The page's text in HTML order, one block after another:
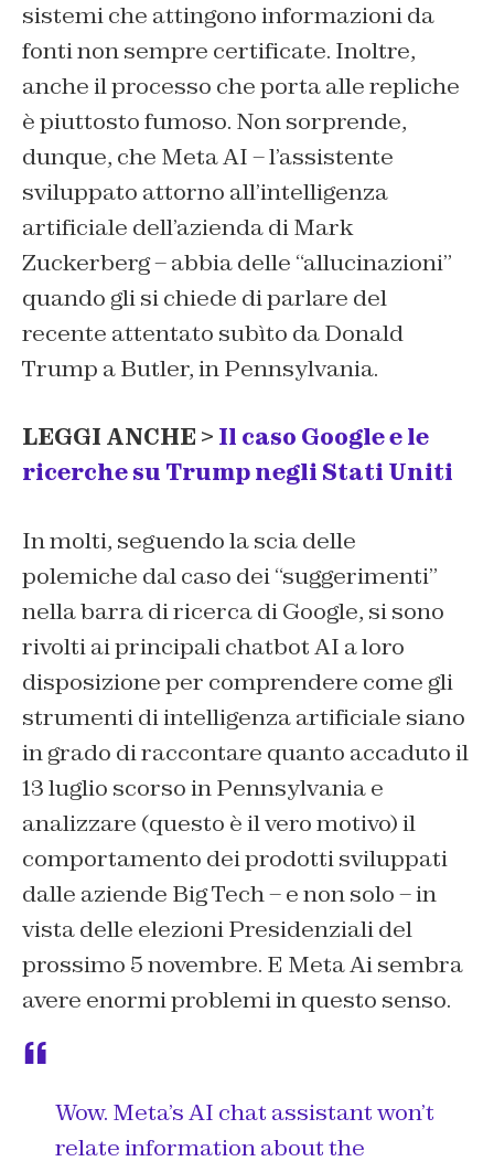
sistemi che attingono informazioni da
fonti non sempre certificate. Inoltre,
anche il processo che porta alle repliche
è piuttosto fumoso. Non sorprende,
dunque, che Meta AI – l’assistente
sviluppato attorno all’intelligenza
artificiale dell’azienda di Mark
Zuckerberg – abbia delle “allucinazioni”
quando gli si chiede di parlare del
recente attentato subìto da Donald
Trump a Butler, in Pennsylvania.
LEGGI ANCHE > Il caso Google e le
ricerche su Trump negli Stati Uniti
In molti, seguendo la scia delle
polemiche dal caso dei “suggerimenti”
nella barra di ricerca di Google, si sono
rivolti ai principali chatbot AI a loro
disposizione per comprendere come gli
strumenti di intelligenza artificiale siano
in grado di raccontare quanto accaduto il
13 luglio scorso in Pennsylvania e
analizzare (questo è il vero motivo) il
comportamento dei prodotti sviluppati
dalle aziende Big Tech – e non solo – in
vista delle elezioni Presidenziali del
prossimo 5 novembre. E Meta Ai sembra
avere enormi problemi in questo senso.
Wow. Meta’s AI chat assistant won’t
relate information about the